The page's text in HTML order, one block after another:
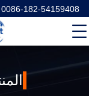
0086-182-54159408